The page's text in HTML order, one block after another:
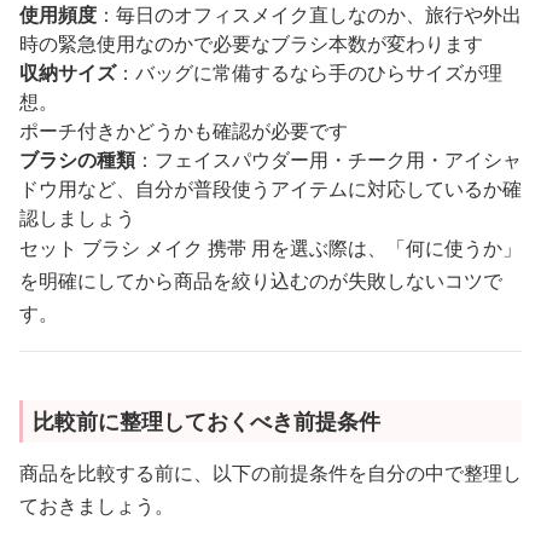
使用頻度 ：毎日のオフィスメイク直しなのか、旅行や外出
時の緊急使用なのかで必要なブラシ本数が変わります
収納サイズ：バッグに常備するなら手のひらサイズが理
想。
ポーチ付きかどうかも確認が必要です
ブラシの種類：フェイスパウダー用・チーク用・アイシャ
ドウ用など、自分が普段使うアイテムに対応しているか確
認しましょう
セット ブラシ メイク 携帯 用を選ぶ際は、「何に使うか」
を明確にしてから商品を絞り込むのが失敗しないコツで
す。
比較前に整理しておくべき前提条件
商品を比較する前に、以下の前提条件を自分の中で整理し
ておきましょう。